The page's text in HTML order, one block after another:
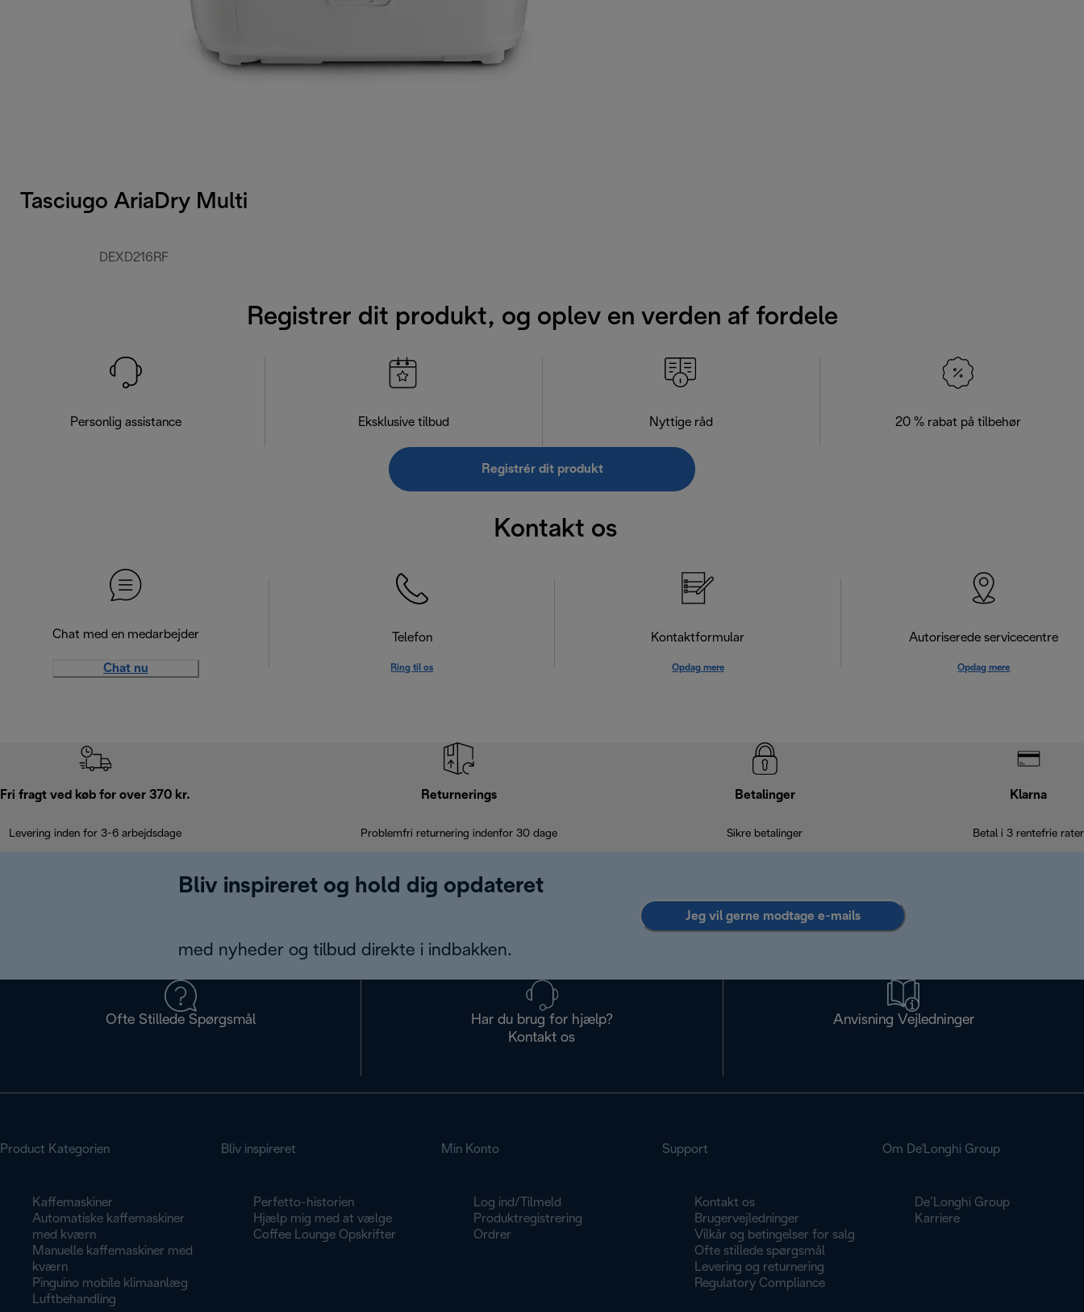
Tasciugo AriaDry Multi
DEXD216RF
Registrer dit produkt, og oplev en verden af fordele
Personlig assistance Eksklusive tilbud Nyttige råd 20 % rabat på tilbehør
Registrér dit produkt
Kontakt os
Chat med en medarbejder
Chat nu
Telefon
Ring til os
Kontaktformular
Opdag mere
Autoriserede servicecentre
Opdag mere
Fri fragt ved køb for over 370 kr.
Levering inden for 3-6 arbejdsdage
Returnerings
Problemfri returnering indenfor 30 dage
Betalinger
Sikre betalinger
Klarna
Betal i 3 rentefrie rater
Bliv inspireret og hold dig opdateret
med nyheder og tilbud direkte i indbakken.
Jeg vil gerne modtage e-mails
Ofte Stillede Spørgsmål
Har du brug for hjælp?
Kontakt os
Anvisning Vejledninger
Product Kategorien
Kaffemaskiner
Automatiske kaffemaskiner
med kværn
Manuelle kaffemaskiner med
kværn
Pinguino mobile klimaanlæg
Luftbehandling
Bliv inspireret
Perfetto-historien
Hjælp mig med at vælge
Coffee Lounge Opskrifter
Min Konto
Log ind/Tilmeld
Produktregistrering
Ordrer
Support
Kontakt os
Brugervejledninger
Vilkår og betingelser for salg
Ofte stillede spørgsmål
Levering og returnering
Regulatory Compliance
Om De'Longhi Group
De’Longhi Group
Karriere